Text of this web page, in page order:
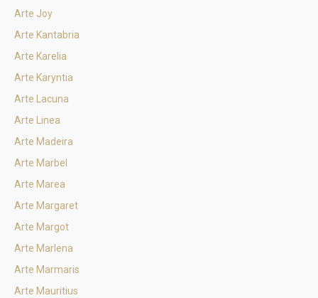
Arte Joy
Arte Kantabria
Arte Karelia
Arte Karyntia
Arte Lacuna
Arte Linea
Arte Madeira
Arte Marbel
Arte Marea
Arte Margaret
Arte Margot
Arte Marlena
Arte Marmaris
Arte Mauritius